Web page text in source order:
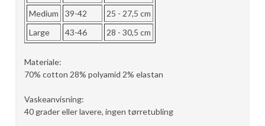
Medium
39-42
25 - 27,5 cm
Large
43-46 28 - 30,5 cm
Materiale:
70% cotton 28% polyamid 2% elastan
Vaskeanvisning:
40 grader eller lavere, ingen tørretubling